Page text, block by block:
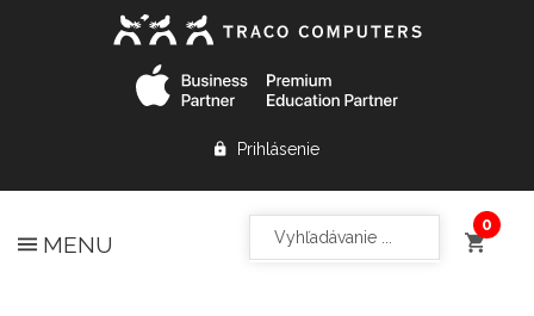
Prihlásenie
MENU